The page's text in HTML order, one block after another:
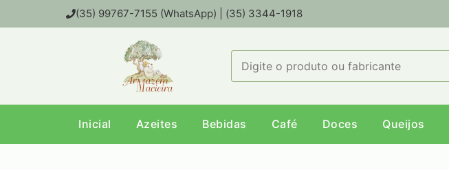
(35) 99767-7155 (WhatsApp) | (35) 3344-1918
Inicial Azeites Bebidas Café Doces Queijos